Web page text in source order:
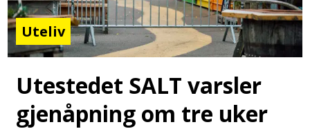
Uteliv
Utestedet SALT varsler
gjenåpning om tre uker